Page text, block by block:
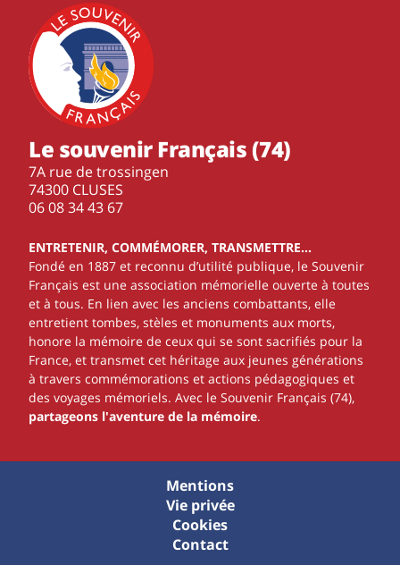
Le souvenir Français (74)
7A rue de trossingen
74300 CLUSES
‭06 08 34 43 67‬
ENTRETENIR, COMMÉMORER, TRANSMETTRE…
Fondé en 1887 et reconnu d’utilité publique, le Souvenir
Français est une association mémorielle ouverte à toutes
et à tous. En lien avec les anciens combattants, elle
entretient tombes, stèles et monuments aux morts,
honore la mémoire de ceux qui se sont sacrifiés pour la
France, et transmet cet héritage aux jeunes générations
à travers commémorations et actions pédagogiques et
des voyages mémoriels. Avec le Souvenir Français (74),
partageons l'aventure de la mémoire.
Mentions
Vie privée
Cookies
Contact